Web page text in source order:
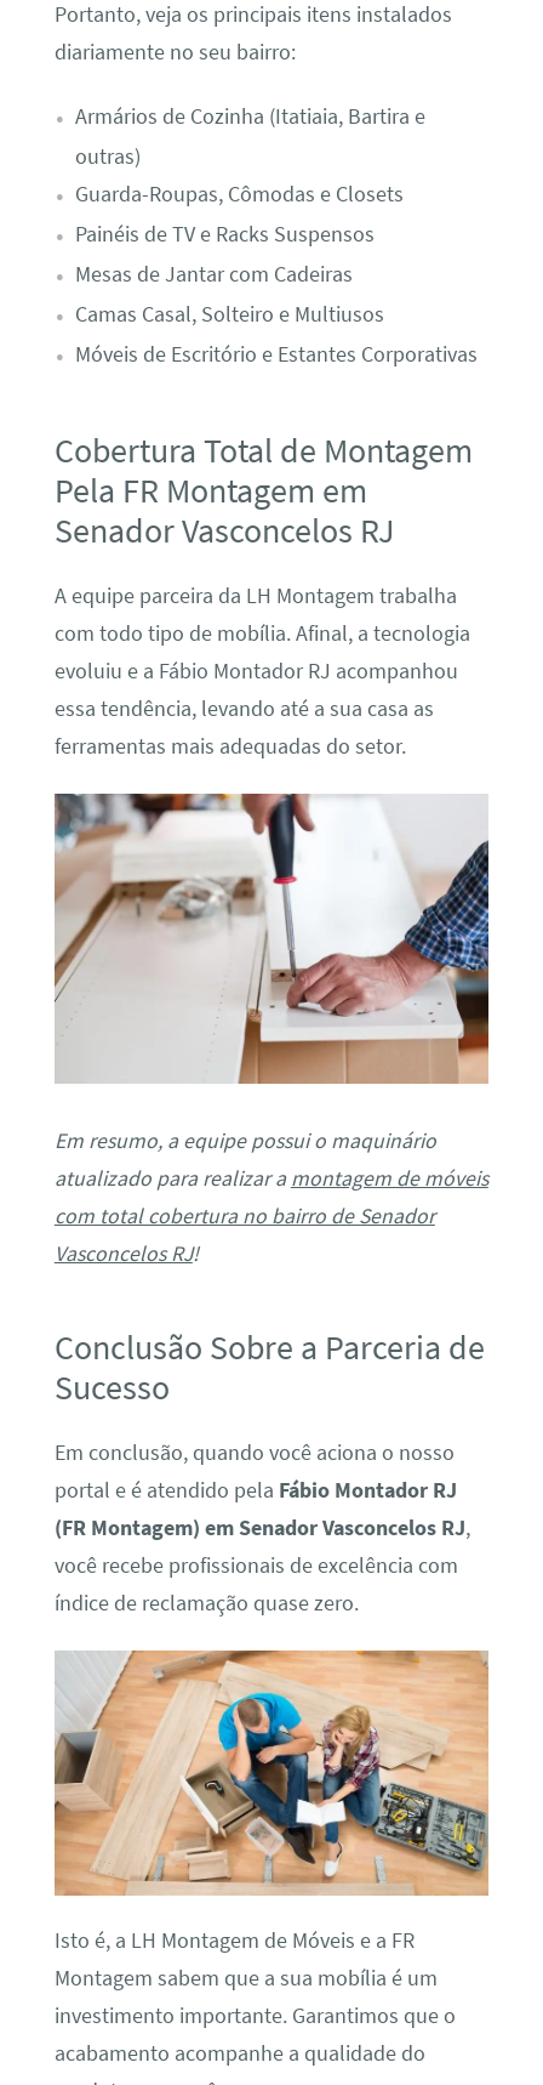
Portanto, veja os principais itens instalados
diariamente no seu bairro:
Armários de Cozinha (Itatiaia, Bartira e
outras)
Guarda-Roupas, Cômodas e Closets
Painéis de TV e Racks Suspensos
Mesas de Jantar com Cadeiras
Camas Casal, Solteiro e Multiusos
Móveis de Escritório e Estantes Corporativas
Cobertura Total de Montagem
Pela FR Montagem em
Senador Vasconcelos RJ
A equipe parceira da LH Montagem trabalha
com todo tipo de mobília. Afinal, a tecnologia
evoluiu e a Fábio Montador RJ acompanhou
essa tendência, levando até a sua casa as
ferramentas mais adequadas do setor.
Em resumo, a equipe possui o maquinário
atualizado para realizar a montagem de móveis
com total cobertura no bairro de Senador
Vasconcelos RJ!
Conclusão Sobre a Parceria de
Sucesso
Em conclusão, quando você aciona o nosso
portal e é atendido pela Fábio Montador RJ
(FR Montagem) em Senador Vasconcelos RJ,
você recebe profissionais de excelência com
índice de reclamação quase zero.
Isto é, a LH Montagem de Móveis e a FR
Montagem sabem que a sua mobília é um
investimento importante. Garantimos que o
acabamento acompanhe a qualidade do